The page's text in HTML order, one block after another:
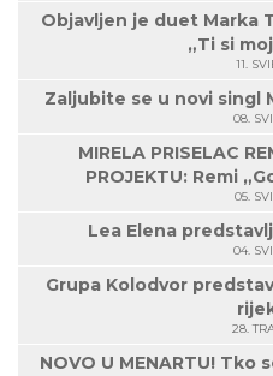
Objavljen je duet Marka
„Ti si
11.
Zaljubite se u novi singl
08.
MIRELA PRISELAC
PROJEKTU: Remi
05.
Lea Elena
04.
Grupa Kolodvor
28.
NOVO U MENARTU! Tko